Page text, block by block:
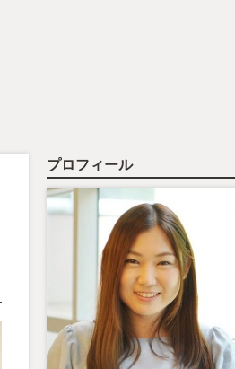
プロフィール